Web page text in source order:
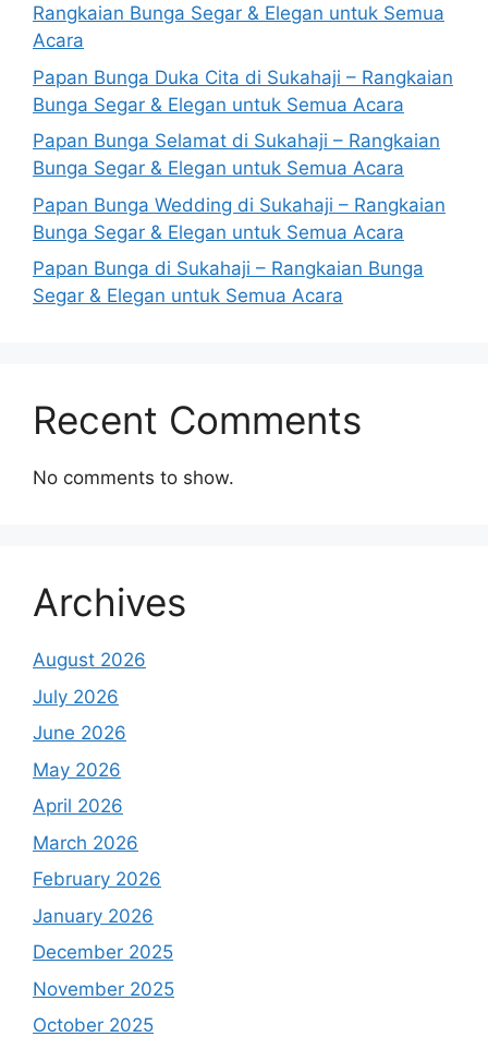
Rangkaian Bunga Segar & Elegan untuk Semua
Acara
Papan Bunga Duka Cita di Sukahaji – Rangkaian
Bunga Segar & Elegan untuk Semua Acara
Papan Bunga Selamat di Sukahaji – Rangkaian
Bunga Segar & Elegan untuk Semua Acara
Papan Bunga Wedding di Sukahaji – Rangkaian
Bunga Segar & Elegan untuk Semua Acara
Papan Bunga di Sukahaji – Rangkaian Bunga
Segar & Elegan untuk Semua Acara
Recent Comments
No comments to show.
Archives
August 2026
July 2026
June 2026
May 2026
April 2026
March 2026
February 2026
January 2026
December 2025
November 2025
October 2025